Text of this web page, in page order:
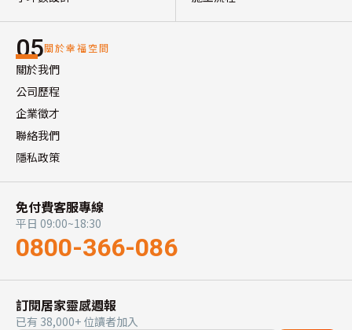
05關於幸福空間
關於我們
公司歷程
企業徵才
聯絡我們
隱私政策
免付費客服專線
平日 09:00~18:30
0800-366-086
訂閱居家靈感週報
已有 38,000+ 位讀者加入